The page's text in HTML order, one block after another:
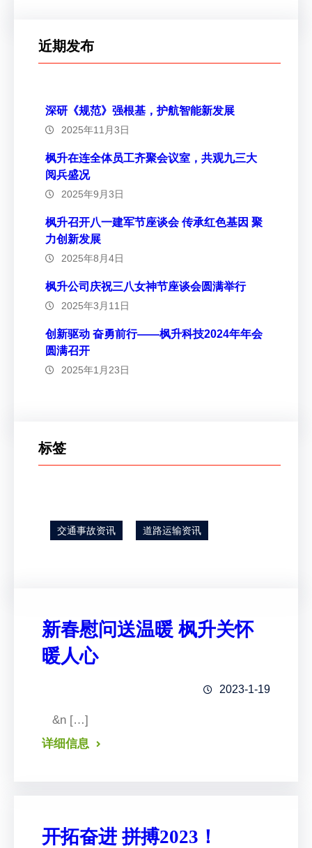
近期发布
深研《规范》强根基，护航智能新发展
2025年11月3日
枫升在连全体员工齐聚会议室，共观九三大
阅兵盛况
2025年9月3日
枫升召开八一建军节座谈会 传承红色基因 聚
力创新发展
2025年8月4日
枫升公司庆祝三八女神节座谈会圆满举行
2025年3月11日
创新驱动 奋勇前行——枫升科技2024年年会
圆满召开
2025年1月23日
标签
交通事故资讯 道路运输资讯
新春慰问送温暖 枫升关怀
暖人心
2023-1-19
&n […]
详细信息
开拓奋进 拼搏2023！